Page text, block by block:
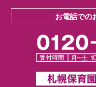
お電話での